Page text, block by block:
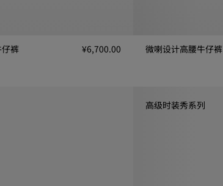
裤
¥6,700.00
微喇设计高腰牛仔裤
高级时装秀系列